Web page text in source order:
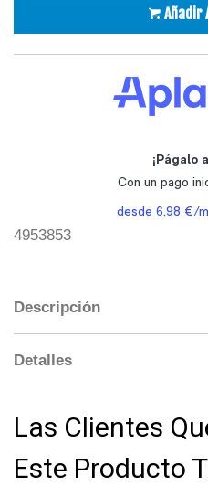
Añadir
4953853
Descripción
Detalles
Las Clientes
Este Producto